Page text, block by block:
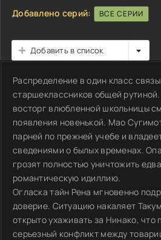
Добавлено серий:
ВСЕ СЕРИИ
Добавить в список
Распределение в один класс
старшеклассников общей
восторг влюбленной школьницы
появления новенькой. Мао
парней по прежней учебе и
сведениями о былых временах.
грозят полностью уничтожить
романтическую идиллию.
Огласка тайн Рена мгновенно
доверие. Ситуацию накаляет
открыто ухаживать за Нинако, что
серьезный конфликт между